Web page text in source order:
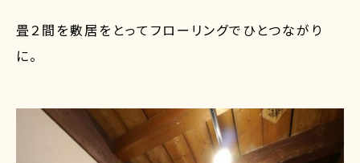
畳２間を敷居をとってフローリングでひとつながり
に。